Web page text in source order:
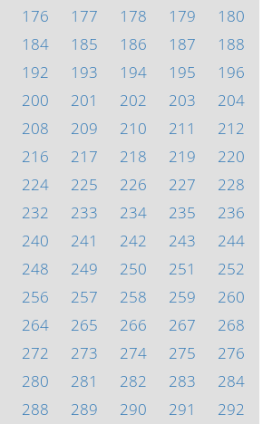
176 177 178 179
180
184 185 186 187
188
192 193 194 195
196
200 201 202 203
204
208 209 210 211
212
216 217 218 219
220
224 225 226 227
228
232 233 234 235
236
240 241 242 243
244
248 249 250 251
252
256 257 258 259
260
264 265 266 267
268
272 273 274 275
276
280 281 282 283
284
288 289 290 291
292